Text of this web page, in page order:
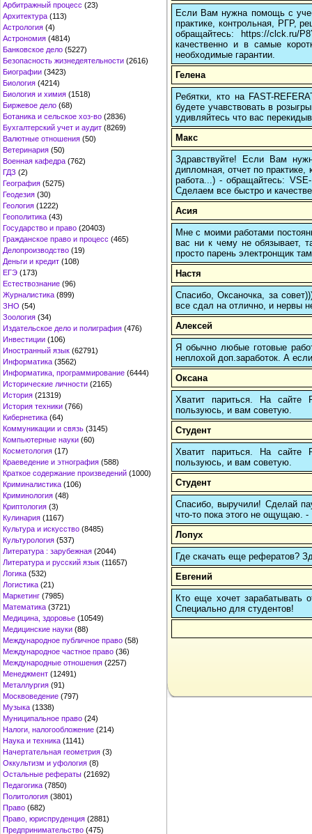
Арбитражный процесс (23)
Архитектура (113)
Астрология (4)
Астрономия (4814)
Банковское дело (5227)
Безопасность жизнедеятельности (2616)
Биографии (3423)
Биология (4214)
Биология и химия (1518)
Биржевое дело (68)
Ботаника и сельское хоз-во (2836)
Бухгалтерский учет и аудит (8269)
Валютные отношения (50)
Ветеринария (50)
Военная кафедра (762)
ГДЗ (2)
География (5275)
Геодезия (30)
Геология (1222)
Геополитика (43)
Государство и право (20403)
Гражданское право и процесс (465)
Делопроизводство (19)
Деньги и кредит (108)
ЕГЭ (173)
Естествознание (96)
Журналистика (899)
ЗНО (54)
Зоология (34)
Издательское дело и полиграфия (476)
Инвестиции (106)
Иностранный язык (62791)
Информатика (3562)
Информатика, программирование (6444)
Исторические личности (2165)
История (21319)
История техники (766)
Кибернетика (64)
Коммуникации и связь (3145)
Компьютерные науки (60)
Косметология (17)
Краеведение и этнография (588)
Краткое содержание произведений (1000)
Криминалистика (106)
Криминология (48)
Криптология (3)
Кулинария (1167)
Культура и искусство (8485)
Культурология (537)
Литература : зарубежная (2044)
Литература и русский язык (11657)
Логика (532)
Логистика (21)
Маркетинг (7985)
Математика (3721)
Медицина, здоровье (10549)
Медицинские науки (88)
Международное публичное право (58)
Международное частное право (36)
Международные отношения (2257)
Менеджмент (12491)
Металлургия (91)
Москвоведение (797)
Музыка (1338)
Муниципальное право (24)
Налоги, налогообложение (214)
Наука и техника (1141)
Начертательная геометрия (3)
Оккультизм и уфология (8)
Остальные рефераты (21692)
Педагогика (7850)
Политология (3801)
Право (682)
Право, юриспруденция (2881)
Предпринимательство (475)
Если Вам нужна помощь с
практике, контрольная, РГР,
обращайтесь: https://clck.ru/
качественно и в самые
необходимые гарантии.
Гелена
Ребятки, кто на FAST-
будете учавствовать в
удивляйтесь что вас
Макс
Здравствуйте! Если Вам
дипломная, отчет по
работа...) - обращайтесь:
Сделаем все быстро и
Асия
Мне с моими работами
вас ни к чему не обязывает,
просто парень электронщик
Настя
Спасибо, Оксаночка, за
все сдал на отлично, и нервы
Алексей
Я обычно любые готовые
неплохой доп.заработок. А
Оксана
Хватит париться. На
пользуюсь, и вам советую.
Студент
Хватит париться. На
пользуюсь, и вам советую.
Студент
Спасибо, выручили! Сделай
что-то пока этого не ощущаю.
Лопух
Где скачать еще рефератов?
Евгений
Кто еще хочет зарабатывать
Cпециально для студентов!